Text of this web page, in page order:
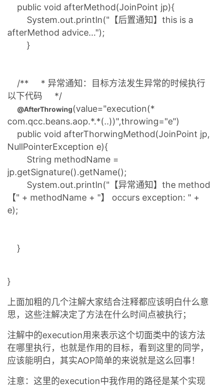
public void afterMethod(JoinPoint jp){
System.out.println("【后置通知】this is a
afterMethod advice...");
}
/** * 异常通知：目标方法发生异常的时候执行
以下代码 */
@AfterThrowing(value="execution(*
com.qcc.beans.aop.*.*(..))",throwing="e")
public void afterThorwingMethod(JoinPoint jp,
NullPointerException e){
String methodName =
jp.getSignature().getName();
System.out.println("【异常通知】the method
【" + methodName + "】 occurs exception: " +
e);
}
}
上面加粗的几个注解大家结合注释都应该明白什么意
思，这些注解决定了方法在什么时间点被执行；
注解中的execution用来表示这个切面类中的该方法
在哪里执行，也就是作用的目标，看到这里的同学，
应该能明白，其实AOP简单的来说就是这么回事！
注意：这里的execution中我作用的路径是某个实现